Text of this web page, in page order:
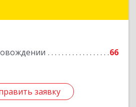
66
заявку
заявку